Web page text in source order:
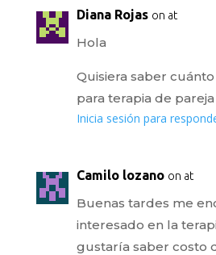
Diana Rojas on at
Hola
Quisiera saber
para terapia de pareja
Inicia sesión para
Camilo lozano on at
Buenas tardes me
interesado en la
gustaría saber costo